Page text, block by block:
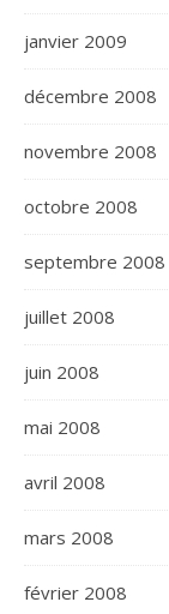
janvier 2009
décembre 2008
novembre 2008
octobre 2008
septembre 2008
juillet 2008
juin 2008
mai 2008
avril 2008
mars 2008
février 2008